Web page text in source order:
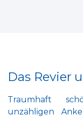
Das Revier
Traumhaft
unzähligen